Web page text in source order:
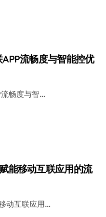
流畅度与智能控优
流畅度与智…
能移动互联应用的流
动互联应用…